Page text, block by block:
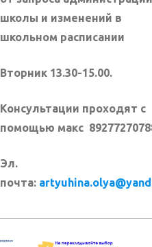
школы и изменений в
школьном расписании
Вторник 13.30-15.00.
Консультации проходят с
помощью макс
Эл.
почта: